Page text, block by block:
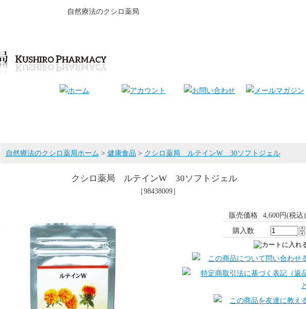
自然療法のクシロ薬局
自然療法のクシロ薬局ホーム > 健康食品 > クシロ薬局 ルテインW 30ソフトジェル
クシロ薬局 ルテインW 30ソフトジェル
［98438009］
販売価格
4,600円(税込)
購入数